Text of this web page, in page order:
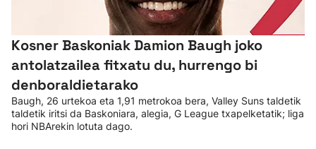
Kosner Baskoniak Damion Baugh joko
antolatzailea fitxatu du, hurrengo bi
denboraldietarako
Baugh, 26 urtekoa eta 1,91 metrokoa bera, Valley Suns taldetik
taldetik iritsi da Baskoniara, alegia, G League txapelketatik; liga
hori NBArekin lotuta dago.